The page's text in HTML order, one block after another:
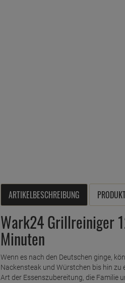
ARTIKELBESCHREIBUNG
Wark24 Grillreiniger
Minuten
Wenn es nach den Deutschen ginge,
Nackensteak und Würstchen bis hin zu
Art der Essenszubereitung, die Familie